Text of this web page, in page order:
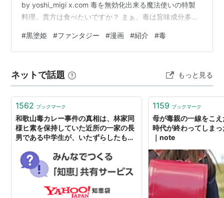
by yoshi_migi x.com 毒を無効化出来る魔法使いの特製
料理。貴方は食べたいですか？ まぁ、毒は旨味成分多い
んも当企画のほうも見ていっていただけると嬉しいで
す。
#黒塗姫 #ファンタジー #漫画 #紹介 #毒
ネットで話題 もっと見る
1562 ブックマーク
和歌山毒カレー事件の真相は、林家同
様ヒ素を保持していた近所の一家の長
男である中学生が、いたずらしたもの
Yahoo!知恵袋
1159 ブックマーク
母が毒親の一線をこ
時代が終わってしま
｜note